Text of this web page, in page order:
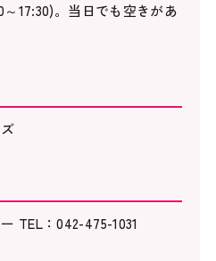
17:30)。当日でも空きがあ
TEL：042-475-1031